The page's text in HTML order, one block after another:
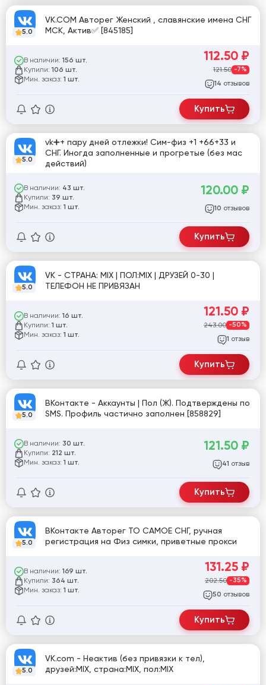
5.0
VK.COM Авторег Женский , славянские имена СНГ
МСК, Актив✅ [845185]
В наличии: 156 шт.
Купили: 106 шт.
Мин. заказ: 1 шт.
112.50 ₽
121.50 -7%
14 отзывов
Купить
5.0
vk➕+ пару дней отлежки! Сим-физ +1 +66+33 и
СНГ. Иногда заполненные и прогретые (без мас
действий)
В наличии: 43 шт.
Купили: 39 шт.
Мин. заказ: 1 шт.
120.00 ₽
10 отзывов
Купить
5.0
VK - СТРАНA: MIX | ПОЛ:MIX | ДРУЗЕЙ 0-30 |
ТЕЛЕФОН НЕ ПРИВЯЗАН
В наличии: 16 шт.
Купили: 1 шт.
Мин. заказ: 1 шт.
121.50 ₽
243.00 -50%
1 отзыв
Купить
5.0
ВКонтакте - Аккаунты | Пол (Ж). Подтверждены по
SMS. Профиль частично заполнен [858829]
В наличии: 30 шт.
Купили: 212 шт.
Мин. заказ: 1 шт.
121.50 ₽
41 отзыв
Купить
5.0
ВКонтакте Авторег ТО САМОЕ СНГ, ручная
регистрация на Физ симки, приветные прокси
В наличии: 169 шт.
Купили: 364 шт.
Мин. заказ: 1 шт.
131.25 ₽
202.50 -35%
50 отзывов
Купить
5.0
VK.com - Неактив (без привязки к тел),
друзей:MIX, страна:MIX, пол:MIX